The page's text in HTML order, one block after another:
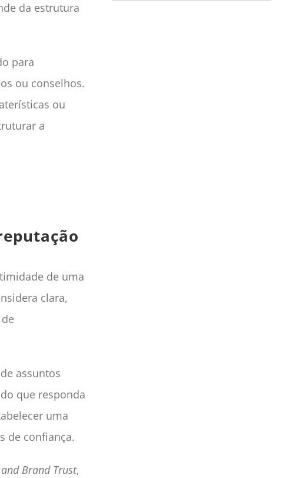
da estrutura
para
ou conselhos.
ou
a
de uma
clara,
assuntos
que responda
uma
de confiança.
Brand Trust,